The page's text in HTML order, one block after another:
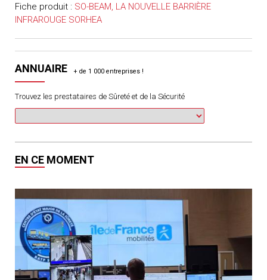
Fiche produit : SO-BEAM, LA NOUVELLE BARRIÈRE
INFRAROUGE SORHEA
ANNUAIRE
Trouvez les prestataires de Sûreté et de la Sécurité
EN CE MOMENT